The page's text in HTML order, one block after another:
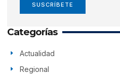
SUSCRÍBETE
Categorías
Actualidad
Regional